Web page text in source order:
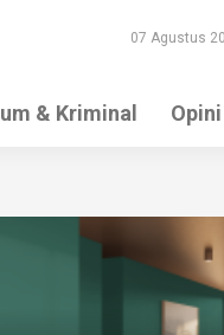
07 Agustus
& Kriminal Opini